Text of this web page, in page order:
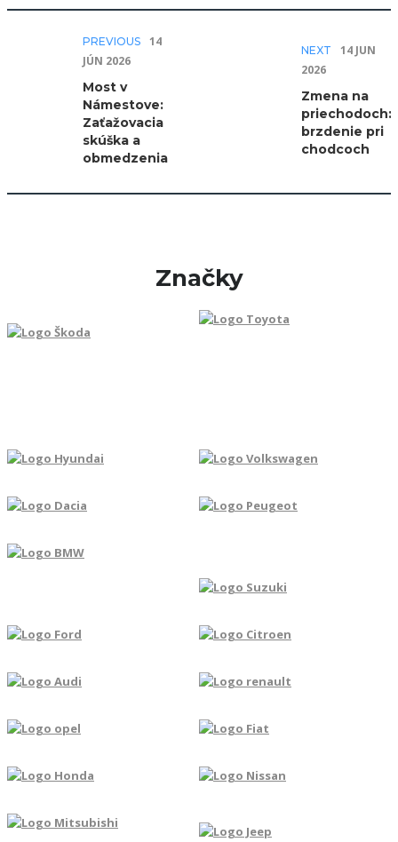
PREVIOUS
14
JÚN 2026
Most v
Námestove:
Zaťažovacia
skúška a
obmedzenia
NEXT
14 JÚN
2026
Zmena na
priechodoch:
brzdenie pri
chodcoch
Značky